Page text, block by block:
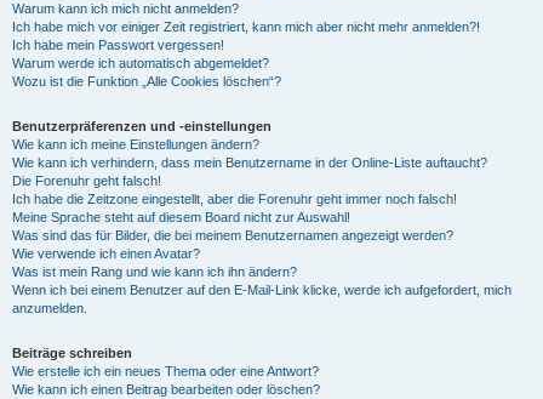
Warum kann ich mich nicht anmelden?
Ich habe mich vor einiger Zeit registriert, kann mich aber nicht mehr anmelden?!
Ich habe mein Passwort vergessen!
Warum werde ich automatisch abgemeldet?
Wozu ist die Funktion „Alle Cookies löschen“?
Benutzerpräferenzen und -einstellungen
Wie kann ich meine Einstellungen ändern?
Wie kann ich verhindern, dass mein Benutzername in der Online-Liste auftaucht?
Die Forenuhr geht falsch!
Ich habe die Zeitzone eingestellt, aber die Forenuhr geht immer noch falsch!
Meine Sprache steht auf diesem Board nicht zur Auswahl!
Was sind das für Bilder, die bei meinem Benutzernamen angezeigt werden?
Wie verwende ich einen Avatar?
Was ist mein Rang und wie kann ich ihn ändern?
Wenn ich bei einem Benutzer auf den E-Mail-Link klicke, werde ich aufgefordert, mich
anzumelden.
Beiträge schreiben
Wie erstelle ich ein neues Thema oder eine Antwort?
Wie kann ich einen Beitrag bearbeiten oder löschen?